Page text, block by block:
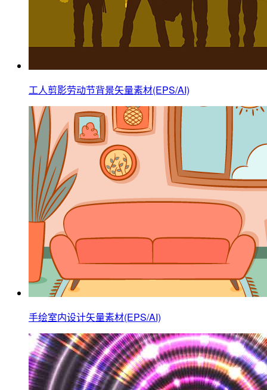
工人剪影劳动节背景矢量素材(EPS/AI)
手绘室内设计矢量素材(EPS/AI)